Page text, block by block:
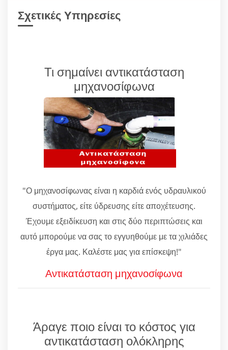
Σχετικές Υπηρεσίες
Τι σημαίνει αντικατάσταση
μηχανοσίφωνα
"Ο μηχανοσίφωνας είναι η καρδιά ενός υδραυλικού
συστήματος, είτε ύδρευσης είτε αποχέτευσης.
Έχουμε εξειδίκευση και στις δύο περιπτώσεις και
αυτό μπορούμε να σας το εγγυηθούμε με τα χιλιάδες
έργα μας. Καλέστε μας για επίσκεψη!"
Αντικατάσταση μηχανοσίφωνα
Άραγε ποιο είναι το κόστος για
αντικατάσταση ολόκληρης